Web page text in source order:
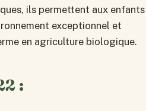
ils permettent aux enfants
exceptionnel et
en agriculture biologique.
: